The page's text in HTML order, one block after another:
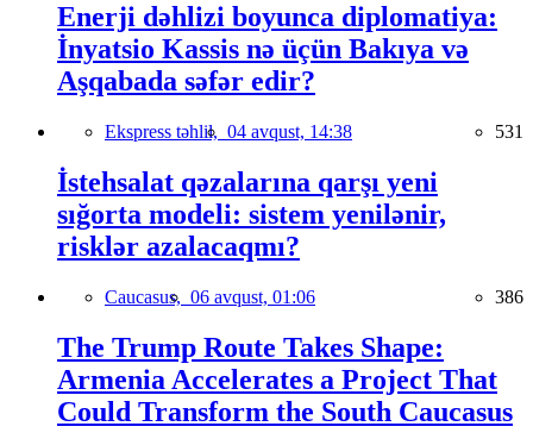
Enerji dəhlizi boyunca diplomatiya:
İnyatsio Kassis nə üçün Bakıya və
Aşqabada səfər edir?
Ekspress təhlil, 04 avqust, 14:38 531
İstehsalat qəzalarına qarşı yeni
sığorta modeli: sistem yenilənir,
risklər azalacaqmı?
Caucasus, 06 avqust, 01:06 386
The Trump Route Takes Shape:
Armenia Accelerates a Project That
Could Transform the South Caucasus